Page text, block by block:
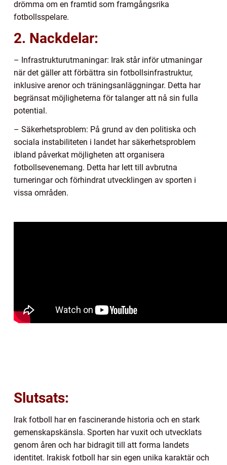
drömma om en framtid som framgångsrika
fotbollsspelare.
2. Nackdelar:
– Infrastrukturutmaningar: Irak står inför utmaningar
när det gäller att förbättra sin fotbollsinfrastruktur,
inklusive arenor och träningsanläggningar. Detta har
begränsat möjligheterna för talanger att nå sin fulla
potential.
– Säkerhetsproblem: På grund av den politiska och
sociala instabiliteten i landet har säkerhetsproblem
ibland påverkat möjligheten att organisera
fotbollsevenemang. Detta har lett till avbrutna
turneringar och förhindrat utvecklingen av sporten i
vissa områden.
Slutsats:
Irak fotboll har en fascinerande historia och en stark
gemenskapskänsla. Sporten har vuxit och utvecklats
genom åren och har bidragit till att forma landets
identitet. Irakisk fotboll har sin egen unika karaktär och